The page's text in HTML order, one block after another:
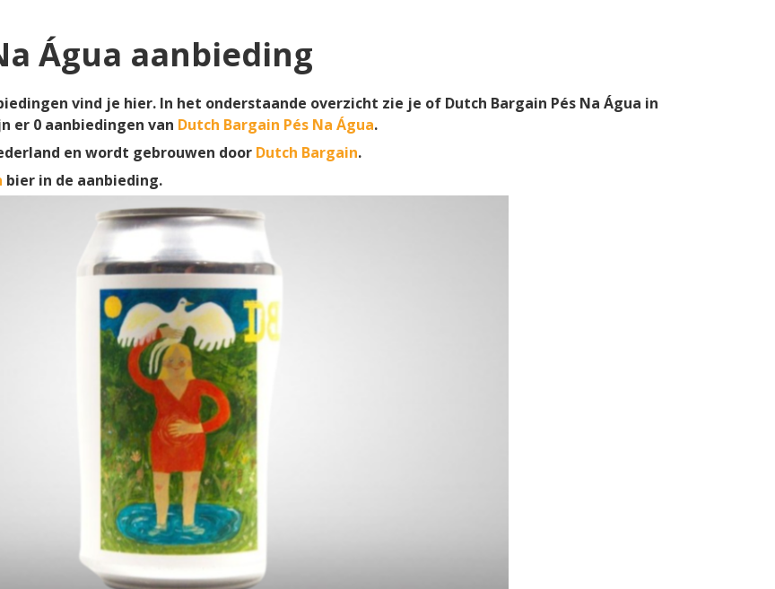
Água aanbieding
vind je hier. In het onderstaande overzicht zie je of Dutch Bargain Pés Na Água in
er 0 aanbiedingen van Dutch Bargain Pés Na Água.
en wordt gebrouwen door Dutch Bargain.
bier in de aanbieding.